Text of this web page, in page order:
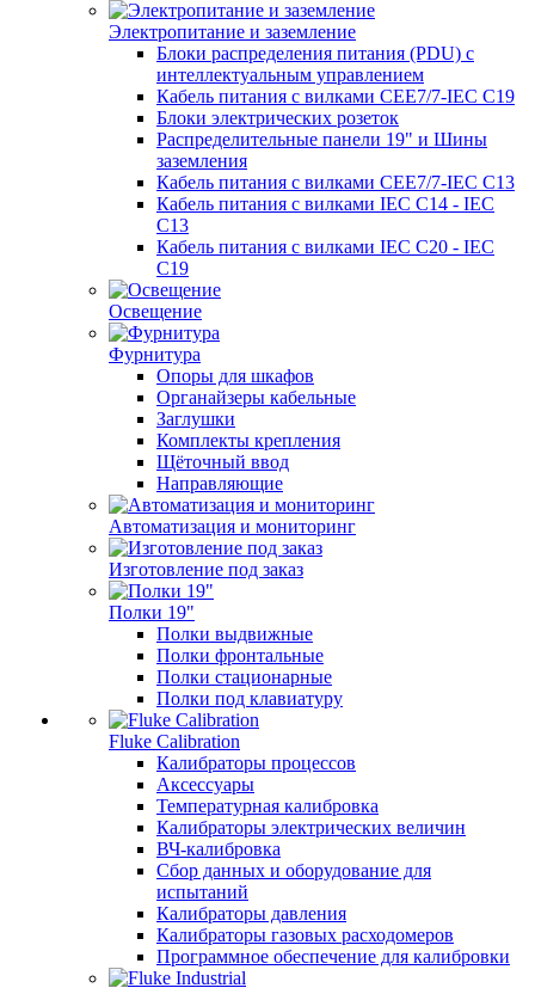
Электропитание и заземление
Блоки распределения питания (PDU) с
интеллектуальным управлением
Кабель питания с вилками CEE7/7-IEC C19
Блоки электрических розеток
Распределительные панели 19" и Шины
заземления
Кабель питания с вилками CEE7/7-IEC C13
Кабель питания с вилками IEC C14 - IEC
C13
Кабель питания с вилками IEC C20 - IEC
C19
Освещение
Фурнитура
Опоры для шкафов
Органайзеры кабельные
Заглушки
Комплекты крепления
Щёточный ввод
Направляющие
Автоматизация и мониторинг
Изготовление под заказ
Полки 19"
Полки выдвижные
Полки фронтальные
Полки стационарные
Полки под клавиатуру
Fluke Calibration
Калибраторы процессов
Аксессуары
Температурная калибровка
Калибраторы электрических величин
ВЧ-калибровка
Сбор данных и оборудование для
испытаний
Калибраторы давления
Калибраторы газовых расходомеров
Программное обеспечение для калибровки